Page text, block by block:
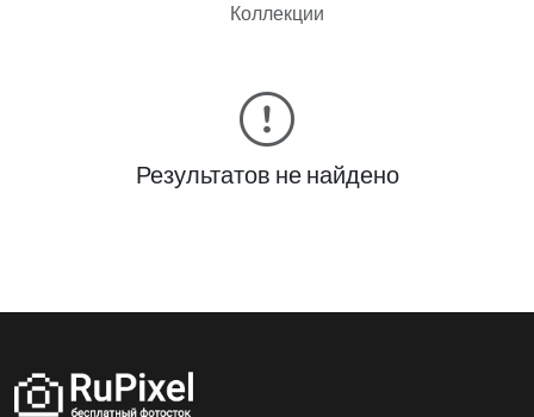
Коллекции
Результатов не найдено